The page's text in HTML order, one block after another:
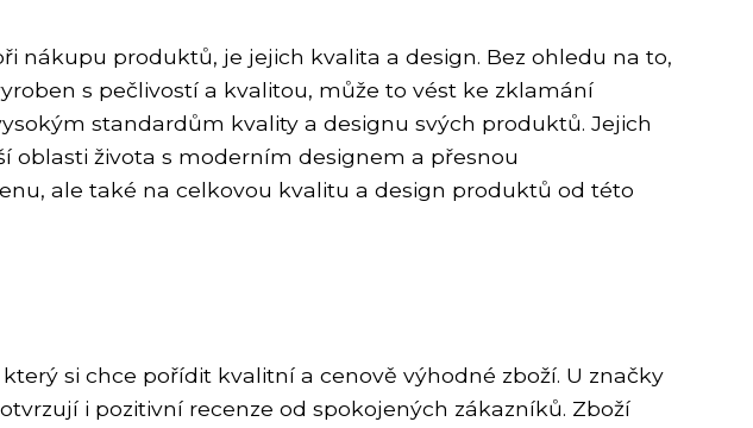
nákupu produktů, je jejich kvalita a design. Bez ohledu na to,
s pečlivostí a kvalitou, může to vést ke zklamání
standardům kvality a designu svých produktů. Jejich
života s moderním designem a přesnou
ale také na celkovou kvalitu a design produktů od této
si chce pořídit kvalitní a cenově výhodné zboží. U značky
i pozitivní recenze od spokojených zákazníků. Zboží